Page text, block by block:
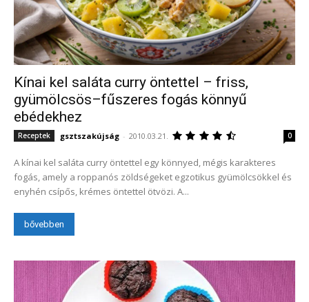
Kínai kel saláta curry öntettel – friss,
gyümölcsös–fűszeres fogás könnyű
ebédekhez
Receptek gsztszakújság - 2010.03.21. 0
A kínai kel saláta curry öntettel egy könnyed, mégis karakteres
fogás, amely a roppanós zöldségeket egzotikus gyümölcsökkel és
enyhén csípős, krémes öntettel ötvözi. A...
bővebben